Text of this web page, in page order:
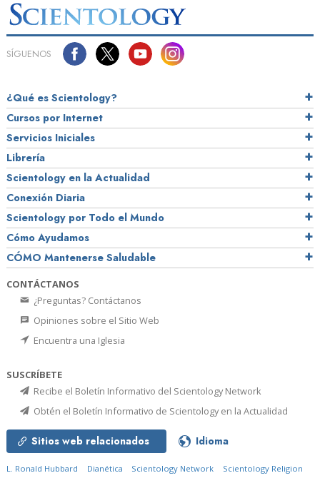
SÍGUENOS
¿Qué es Scientology?
Cursos por Internet
Servicios Iniciales
Librería
Scientology en la Actualidad
Conexión Diaria
Scientology por Todo el Mundo
Cómo Ayudamos
CÓMO Mantenerse Saludable
CONTÁCTANOS
¿Preguntas? Contáctanos
Opiniones sobre el Sitio Web
Encuentra una Iglesia
SUSCRÍBETE
Recibe el Boletín Informativo del Scientology Network
Obtén el Boletín Informativo de Scientology en la Actualidad
Sitios web relacionados Idioma
L. Ronald Hubbard Dianética Scientology Network
Scientology Religion